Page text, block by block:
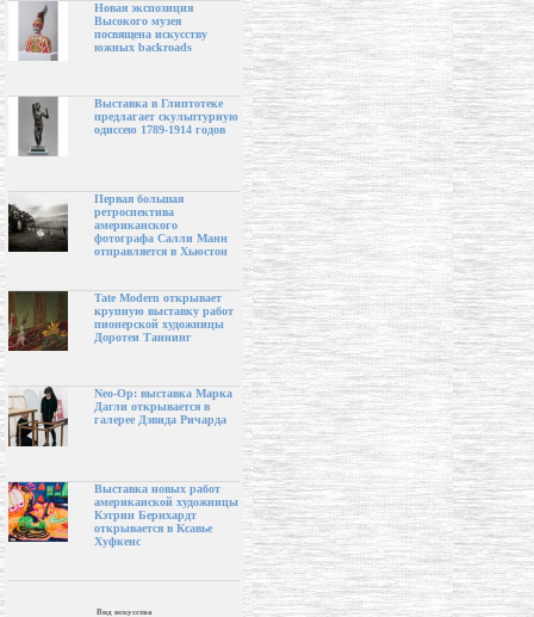
Новая экспозиция
Высокого музея
посвящена искусству
южных backroads
Выставка в Глиптотеке
предлагает скульптурную
одиссею 1789-1914 годов
Первая большая
ретроспектива
американского
фотографа Салли Манн
отправляется в Хьюстон
Tate Modern открывает
крупную выставку работ
пионерской художницы
Доротеи Таннинг
Neo-Op: выставка Марка
Дагли открывается в
галерее Дэвида Ричарда
Выставка новых работ
американской художницы
Кэтрин Бернхардт
открывается в Ксавье
Хуфкенс
Вид искусства